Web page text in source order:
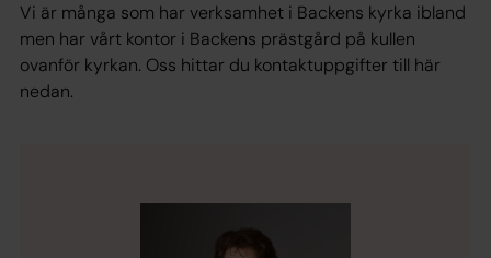
Vi är många som har verksamhet i Backens kyrka ibland
men har vårt kontor i Backens prästgård på kullen
ovanför kyrkan. Oss hittar du kontaktuppgifter till här
nedan.